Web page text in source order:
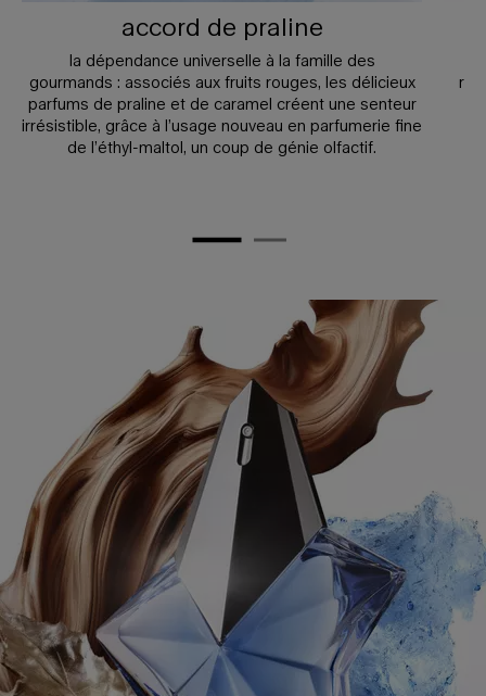
accord de praline
la dépendance universelle à la famille des
gourmands : associés aux fruits rouges, les délicieux
parfums de praline et de caramel créent une senteur
irrésistible, grâce à l’usage nouveau en parfumerie fine
de l’éthyl-maltol, un coup de génie olfactif.